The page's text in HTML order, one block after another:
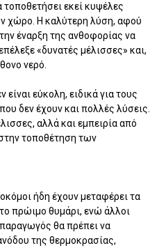
τοποθετήσει εκεί κυψέλες
χώρο. Η καλύτερη λύση, αφού
έναρξη της ανθοφορίας να
«δυνατές μέλισσες» και,
νερό.
εύκολη, ειδικά για τους
δεν έχουν και πολλές λύσεις.
αλλά και εμπειρία από
τοποθέτηση των
ήδη έχουν μεταφέρει τα
πρώιμο θυμάρι, ενώ άλλοι
θα πρέπει να
της θερμοκρασίας,